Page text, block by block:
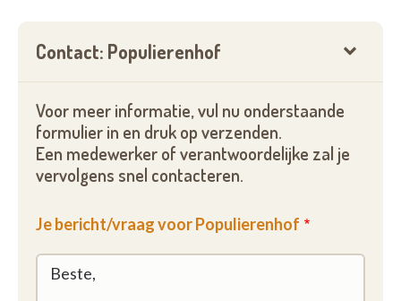
Contact: Populierenhof
Voor meer informatie, vul nu onderstaande
formulier in en druk op verzenden.
Een medewerker of verantwoordelijke zal je
vervolgens snel contacteren.
Je bericht/vraag voor Populierenhof